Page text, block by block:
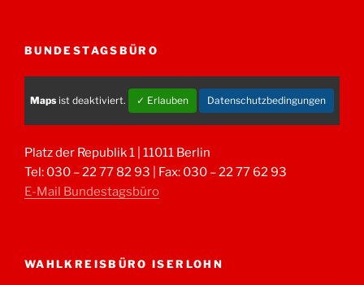
BUNDESTAGSBÜRO
Maps ist deaktiviert. ✓ Erlauben Datenschutzbedingungen
Platz der Republik 1 | 11011 Berlin
Tel: 030 – 22 77 82 93 | Fax: 030 – 22 77 62 93
E-Mail Bundestagsbüro
WAHLKREISBÜRO ISERLOHN